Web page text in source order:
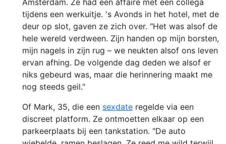
Amsterdam. Ze had een affaire met een collega
tijdens een werkuitje. 's Avonds in het hotel, met de
deur op slot, gaven ze zich over. "Het was alsof de
hele wereld verdween. Zijn handen op mijn borsten,
mijn nagels in zijn rug – we neukten alsof ons leven
ervan afhing. De volgende dag deden we alsof er
niks gebeurd was, maar die herinnering maakt me
nog steeds geil."
Of Mark, 35, die een sexdate regelde via een
discreet platform. Ze ontmoetten elkaar op een
parkeerplaats bij een tankstation. "De auto